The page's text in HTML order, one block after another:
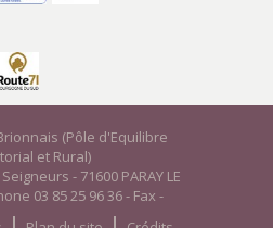
(Pôle d'Equilibre
et Rural)
- 71600 PARAY LE
03 85 25 96 36 - Fax -